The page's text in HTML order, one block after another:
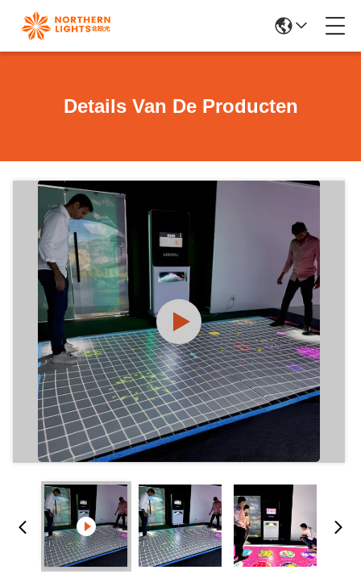
Details Van De Producten